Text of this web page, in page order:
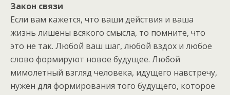
Закон связи
Если вам кажется, что ваши действия и ваша
жизнь лишены всякого смысла, то помните, что
это не так. Любой ваш шаг, любой вздох и любое
слово формируют новое будущее. Любой
мимолетный взгляд человека, идущего навстречу,
нужен для формирования того будущего, которое